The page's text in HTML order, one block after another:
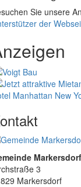
Sie unsere
der
Manhattan New
Markersdorf
3
Markersdorf